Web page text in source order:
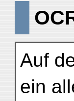
Auf
ein